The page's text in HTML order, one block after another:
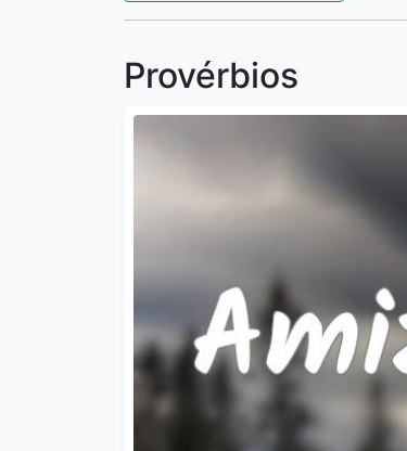
Provérbios